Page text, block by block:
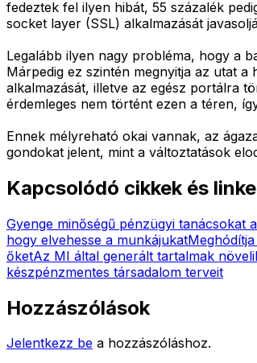
fedeztek fel ilyen hibát, 55 százalék
socket layer (SSL) alkalmazását
Legalább ilyen nagy probléma, hogy a
Márpedig ez szintén megnyitja az utat
alkalmazását, illetve az egész portálra
érdemleges nem történt ezen a téren,
Ennek mélyreható okai vannak, az
gondokat jelent, mint a változtatások
Kapcsolódó cikkek és
Gyenge minőségű pénzügyi tanácsokat
hogy elvehesse a munkájukat
őketAz MI által generált tartalmak
készpénzmentes társadalom terveit
Hozzászólások
Jelentkezz be a hozzászóláshoz.